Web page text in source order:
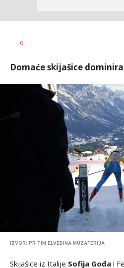
AUTOR
0
Domaće skijašice
IZVOR: PR TIM ELVEDINA MUZAFERIJA
Skijašice iz Italije Sofija Gođa i